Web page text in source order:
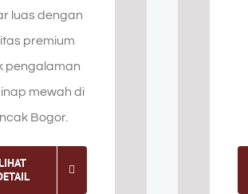
luas dengan
premium
pengalaman
mewah di
Bogor.